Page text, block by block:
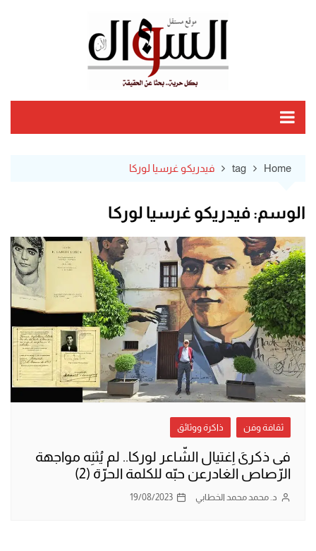
Home
tag فيدريكو غرسيا لوركا
الوسم: فيدريكو غرسيا لوركا
ثقافة وفن ذاكرة ووثائق
فى ذكرىَ اِغتيال الشّاعر لوركا.. لم يُثنِه مواجهة
الرّصاص الغادرعن حبّه للكلمة الحرّة (2)
د. محمد محمد الخطابي 19/08/2023